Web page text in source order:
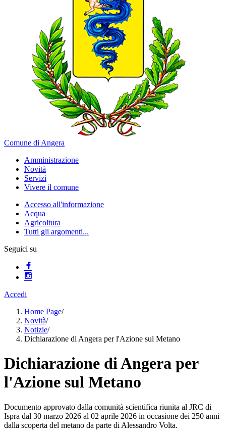
Comune di Angera
Amministrazione
Novità
Servizi
Vivere il comune
Accesso all'informazione
Acqua
Agricoltura
Tutti gli argomenti...
Seguici su
Accedi
Home Page/
Novità/
Notizie/
Dichiarazione di Angera per l'Azione sul Metano
Dichiarazione di Angera per
l'Azione sul Metano
Documento approvato dalla comunità scientifica riunita al JRC di
Ispra dal 30 marzo 2026 al 02 aprile 2026 in occasione dei 250 anni
dalla scoperta del metano da parte di Alessandro Volta.